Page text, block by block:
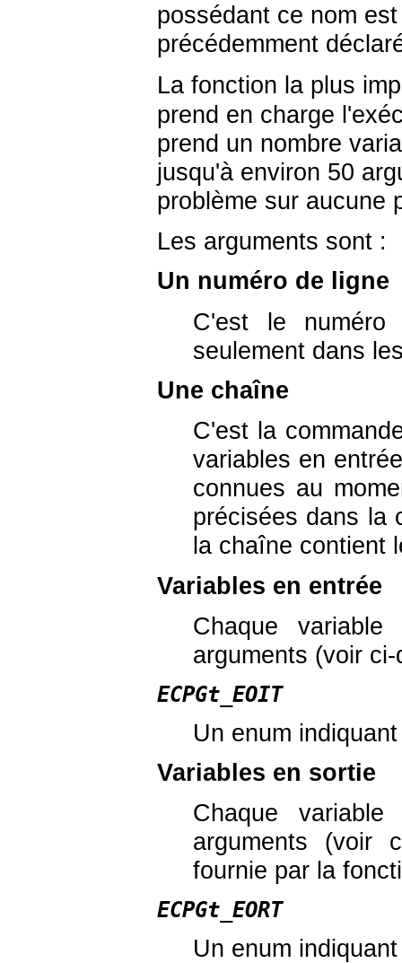
possédant ce nom
précédemment
La fonction la plus
prend en charge
prend un nombre
jusqu'à environ 50
problème sur aucune
Les arguments sont :
Un numéro de ligne
C'est le
seulement dans
Une chaîne
C'est la
variables en
connues au
précisées dans la
la chaîne contient
Variables en entrée
Chaque
arguments (voir
ECPGt_EOIT
Un enum
Variables en sortie
Chaque
arguments (voir
fournie par la
ECPGt_EORT
Un enum